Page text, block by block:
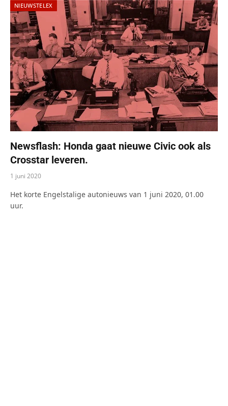
NIEUWSTELEX
Newsflash: Honda gaat nieuwe Civic ook als
Crosstar leveren.
1 juni 2020
Het korte Engelstalige autonieuws van 1 juni 2020, 01.00
uur.